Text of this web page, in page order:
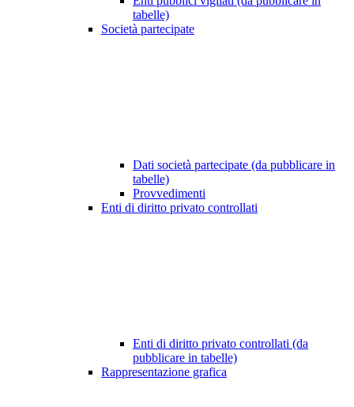
tabelle)
Società partecipate
Dati società partecipate (da pubblicare in
tabelle)
Provvedimenti
Enti di diritto privato controllati
Enti di diritto privato controllati (da
pubblicare in tabelle)
Rappresentazione grafica